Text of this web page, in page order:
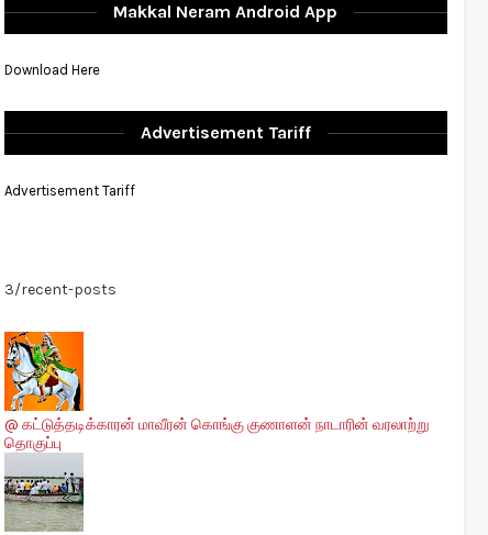
Makkal Neram Android App
Download Here
Advertisement Tariff
Advertisement Tariff
3/recent-posts
@ கட்டுத்தடிக்காரன் மாவீரன் கொங்கு குணாளன் நாடாரின் வரலாற்று
தொகுப்பு